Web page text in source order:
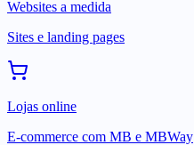
Websites a medida
Sites e landing pages
Lojas online
E-commerce com MB e MBWay